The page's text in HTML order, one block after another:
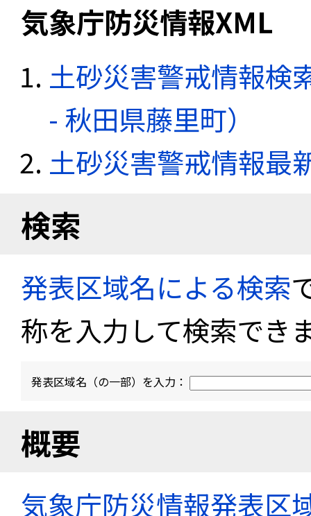
気象庁防災情報XML
土砂災害警戒情報検
- 秋田県藤里町）
土砂災害警戒情報最
検索
発表区域名による検索
称を入力して検索でき
発表区域名（の一部）を入力：
概要
気象庁防災情報発表区